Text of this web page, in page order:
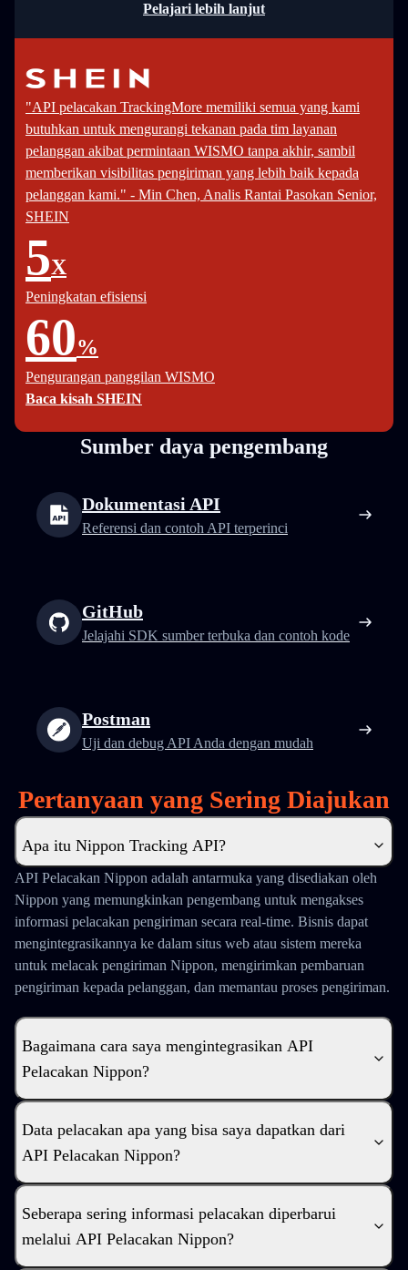
Pelajari lebih lanjut
"API pelacakan TrackingMore memiliki semua yang kami
butuhkan untuk mengurangi tekanan pada tim layanan
pelanggan akibat permintaan WISMO tanpa akhir, sambil
memberikan visibilitas pengiriman yang lebih baik kepada
pelanggan kami." - Min Chen, Analis Rantai Pasokan Senior,
SHEIN
5X
Peningkatan efisiensi
60%
Pengurangan panggilan WISMO
Baca kisah SHEIN
Sumber daya pengembang
Dokumentasi API
Referensi dan contoh API terperinci
GitHub
Jelajahi SDK sumber terbuka dan contoh kode
Postman
Uji dan debug API Anda dengan mudah
Pertanyaan yang Sering Diajukan
Apa itu Nippon Tracking API?
API Pelacakan Nippon adalah antarmuka yang disediakan oleh
Nippon yang memungkinkan pengembang untuk mengakses
informasi pelacakan pengiriman secara real-time. Bisnis dapat
mengintegrasikannya ke dalam situs web atau sistem mereka
untuk melacak pengiriman Nippon, mengirimkan pembaruan
pengiriman kepada pelanggan, dan memantau proses pengiriman.
Bagaimana cara saya mengintegrasikan API
Pelacakan Nippon?
Data pelacakan apa yang bisa saya dapatkan dari
API Pelacakan Nippon?
Seberapa sering informasi pelacakan diperbarui
melalui API Pelacakan Nippon?